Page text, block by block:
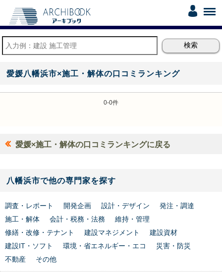
愛媛八幡浜市×施工・解体の口コミランキング
0-0件
愛媛×施工・解体の口コミランキングに戻る
八幡浜市で他の専門家を探す
調査・レポート 開発企画 設計・デザイン
発注・調達
施工・解体
会計・税務・法務
維持・管理
修繕・改修・テナント
建設マネジメント
建設資材
建設IT・ソフト
環境・省エネルギー・エコ
災害・防災
不動産
その他